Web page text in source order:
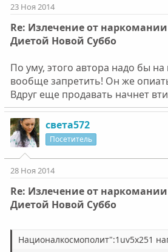
23 Ноя 2014
Re: Излечение от
Диетой Новой Суббо
По уму, этого автора надо бы
вообще запретить! Он же
Вдруг еще продавать начнет
света572
Посетитель
28 Ноя 2014
Re: Излечение от
Диетой Новой Суббо
Националкосмополит":1uv5x251